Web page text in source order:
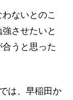
ないとのこ
させたいと
うと思った
は、早稲田か